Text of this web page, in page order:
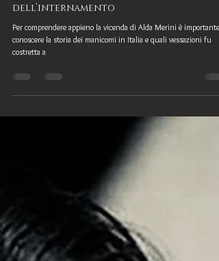
Storia della follia in Italia: Alda
i manicomi e il dolore
dell’internamento
Per comprendere appieno la vicenda di Alda Merini è importante
costretta a